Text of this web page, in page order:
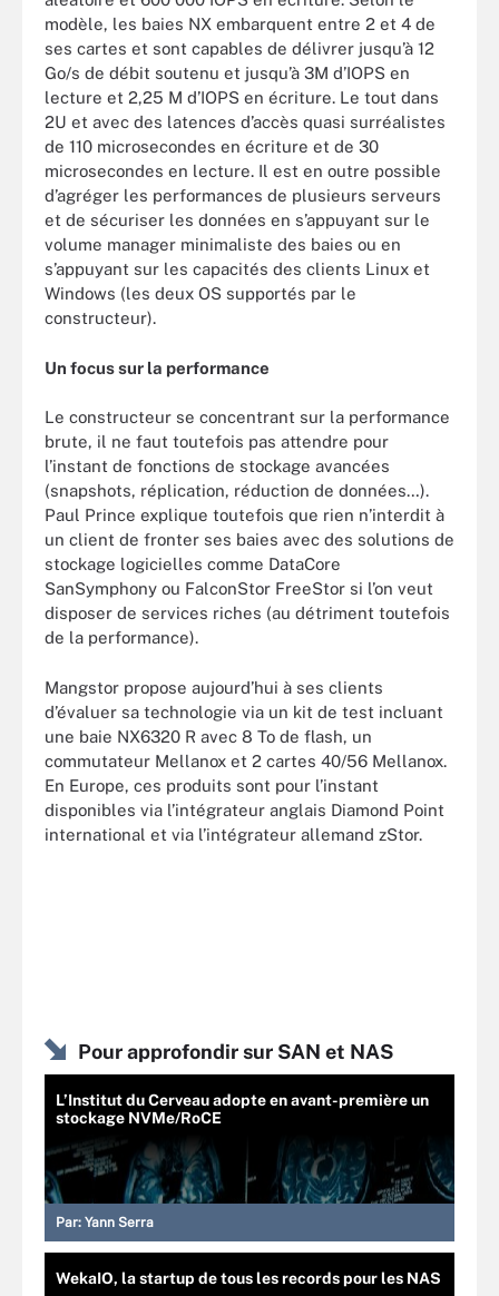
modèle, les baies NX embarquent entre 2 et 4 de
ses cartes et sont capables de délivrer jusqu’à 12
Go/s de débit soutenu et jusqu’à 3M d’IOPS en
lecture et 2,25 M d’IOPS en écriture. Le tout dans
2U et avec des latences d’accès quasi surréalistes
de 110 microsecondes en écriture et de 30
microsecondes en lecture. Il est en outre possible
d’agréger les performances de plusieurs serveurs
et de sécuriser les données en s’appuyant sur le
volume manager minimaliste des baies ou en
s’appuyant sur les capacités des clients Linux et
Windows (les deux OS supportés par le
constructeur).
Un focus sur la performance
Le constructeur se concentrant sur la performance
brute, il ne faut toutefois pas attendre pour
l’instant de fonctions de stockage avancées
(snapshots, réplication, réduction de données…).
Paul Prince explique toutefois que rien n’interdit à
un client de fronter ses baies avec des solutions de
stockage logicielles comme DataCore
SanSymphony ou FalconStor FreeStor si l’on veut
disposer de services riches (au détriment toutefois
de la performance).
Mangstor propose aujourd’hui à ses clients
d’évaluer sa technologie via un kit de test incluant
une baie NX6320 R avec 8 To de flash, un
commutateur Mellanox et 2 cartes 40/56 Mellanox.
En Europe, ces produits sont pour l’instant
disponibles via l’intégrateur anglais Diamond Point
international et via l’intégrateur allemand zStor.
Pour approfondir sur SAN et NAS
L’Institut du Cerveau adopte en avant-première un
stockage NVMe/RoCE
Par: Yann Serra
WekaIO, la startup de tous les records pour les NAS